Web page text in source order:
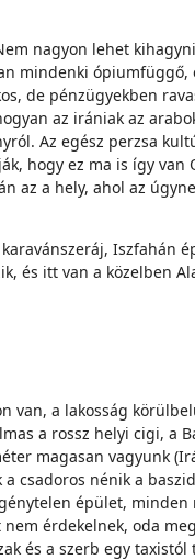
nagyon lehet
mindenki
de pénzügyekben
az irániak az
Az egész perzsa
hogy ez ma is így van
az a hely, ahol az
és itt van a közelben
van, a lakosság
a rossz helyi cigi,
magasan vagyunk
nénik a
épület,
érdekelnek, oda
és a szerb egy